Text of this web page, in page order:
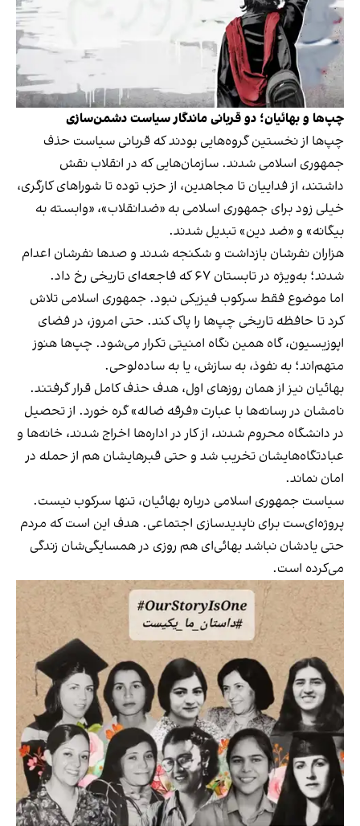
چپ‌ها و بهائیان؛ دو قربانی ماندگار سیاست دشمن‌سازی
چپ‌ها از نخستین گروه‌هایی بودند که قربانی سیاست حذف
جمهوری اسلامی شدند. سازمان‌هایی که در انقلاب نقش
داشتند، از فداییان تا مجاهدین، از حزب توده تا شوراهای کارگری،
خیلی زود برای جمهوری اسلامی به «ضدانقلاب»، «وابسته به
بیگانه» و «ضد دین» تبدیل شدند.
هزاران نفرشان بازداشت و شکنجه شدند و صدها نفرشان اعدام
شدند؛ به‌ویژه در تابستان ۶۷ که فاجعه‌ای تاریخی رخ داد.
اما موضوع فقط سرکوب فیزیکی نبود. جمهوری اسلامی تلاش
کرد تا حافظه تاریخی چپ‌ها را پاک کند. حتی امروز، در فضای
اپوزیسیون، گاه همین نگاه امنیتی تکرار می‌شود. چپ‌ها هنوز
متهم‌اند؛ به نفوذ، به سازش، یا به ساده‌لوحی.
بهائیان نیز از همان روزهای اول، هدف حذف کامل قرار گرفتند.
نامشان در رسانه‌ها با عبارت «فرقه ضاله» گره خورد. از تحصیل
در دانشگاه محروم شدند، از کار در اداره‌ها اخراج شدند، خانه‌ها و
عبادتگاه‌هایشان تخریب شد و حتی قبرهایشان هم از حمله در
امان نماند.
سیاست جمهوری اسلامی درباره بهائیان، تنها سرکوب نیست.
پروژه‌ای‌ست برای ناپدیدسازی اجتماعی. هدف این است که مردم
حتی یادشان نباشد بهائی‌ای هم روزی در همسایگی‌شان زندگی
می‌کرده است.